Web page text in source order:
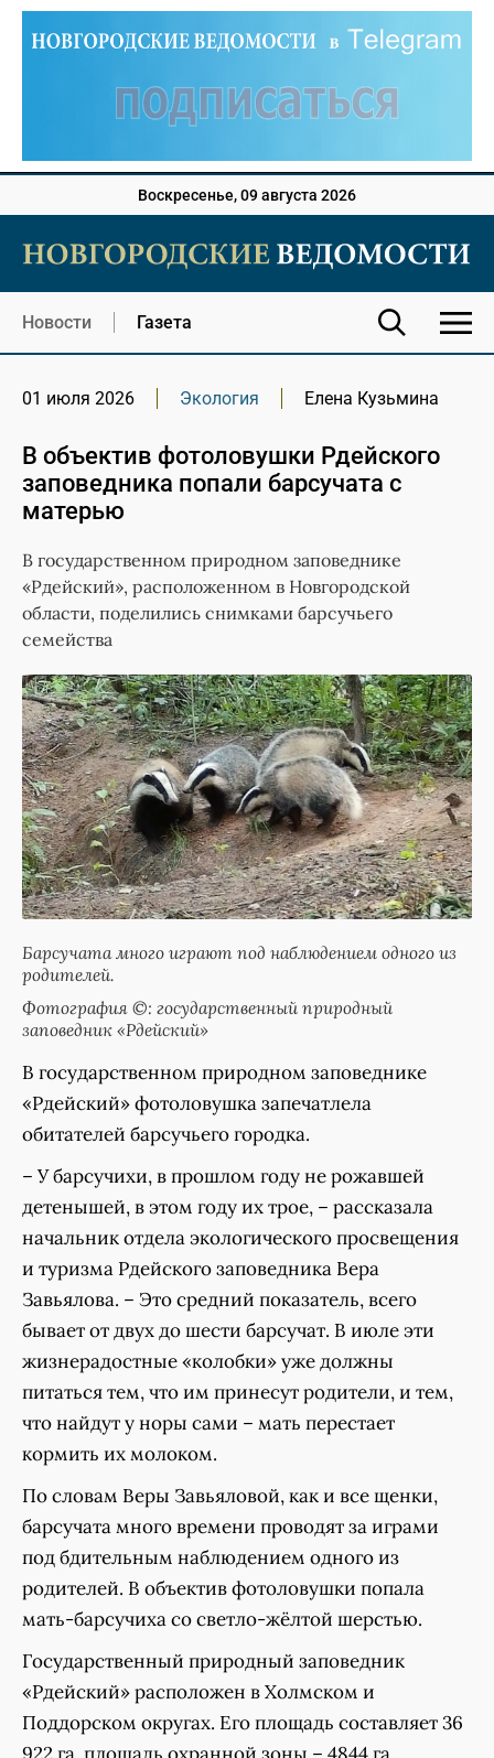
Воскресенье, 09 августа 2026
Новости Газета
01 июля 2026 Экология Елена Кузьмина
В объектив фотоловушки Рдейского
заповедника попали барсучата с
матерью
В государственном природном заповеднике
«Рдейский», расположенном в Новгородской
области, поделились снимками барсучьего
семейства
Барсучата много играют под наблюдением одного из
родителей.
Фотография ©: государственный природный
заповедник «Рдейский»
В государственном природном заповеднике
«Рдейский» фотоловушка запечатлела
обитателей барсучьего городка.
– У барсучихи, в прошлом году не рожавшей
детенышей, в этом году их трое, – рассказала
начальник отдела экологического просвещения
и туризма Рдейского заповедника Вера
Завьялова. – Это средний показатель, всего
бывает от двух до шести барсучат. В июле эти
жизнерадостные «колобки» уже должны
питаться тем, что им принесут родители, и тем,
что найдут у норы сами – мать перестает
кормить их молоком.
По словам Веры Завьяловой, как и все щенки,
барсучата много времени проводят за играми
под бдительным наблюдением одного из
родителей. В объектив фотоловушки попала
мать-барсучиха со светло-жёлтой шерстью.
Государственный природный заповедник
«Рдейский» расположен в Холмском и
Поддорском округах. Его площадь составляет 36